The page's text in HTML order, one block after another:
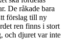
De råkade bara
förslag till ny
ren finns i stort
och djuret var inte